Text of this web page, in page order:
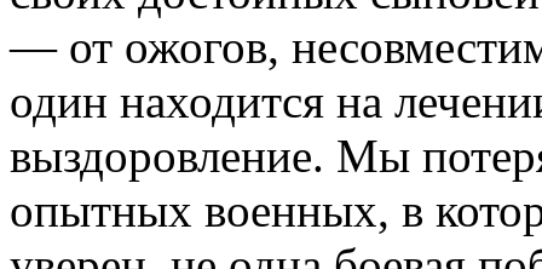
— от ожогов,
один находится на
выздоровление. Мы
опытных военных, в